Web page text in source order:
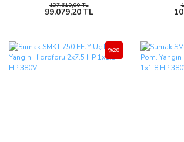
137.610,00 TL
99.079,20 TL
%28